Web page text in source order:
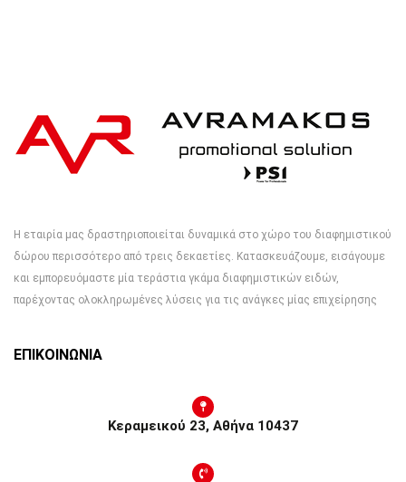
Η εταιρία μας δραστηριοποιείται δυναμικά στο χώρο του διαφημιστικού
δώρου περισσότερο από τρεις δεκαετίες. Κατασκευάζουμε, εισάγουμε
και εμπορευόμαστε μία τεράστια γκάμα διαφημιστικών ειδών,
παρέχοντας ολοκληρωμένες λύσεις για τις ανάγκες μίας επιχείρησης
ΕΠΙΚΟΙΝΩΝΙΑ
Κεραμεικού 23, Αθήνα 10437